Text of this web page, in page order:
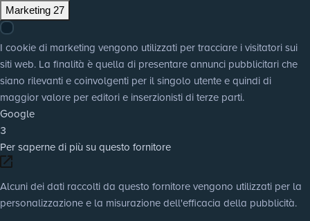
Marketing 27
I cookie di marketing vengono utilizzati per tracciare i visitatori sui
siti web. La finalità è quella di presentare annunci pubblicitari che
siano rilevanti e coinvolgenti per il singolo utente e quindi di
maggior valore per editori e inserzionisti di terze parti.
Google
3
Per saperne di più su questo fornitore
Alcuni dei dati raccolti da questo fornitore vengono utilizzati per la
personalizzazione e la misurazione dell'efficacia della pubblicità.